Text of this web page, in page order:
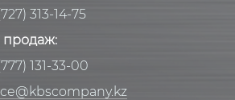
313-14-75
продаж:
131-33-00